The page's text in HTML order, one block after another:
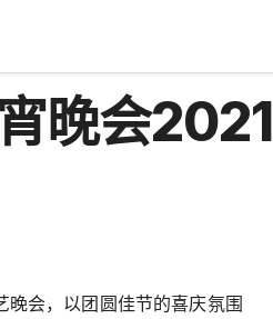
晚会2021
晚会，以团圆佳节的喜庆氛围